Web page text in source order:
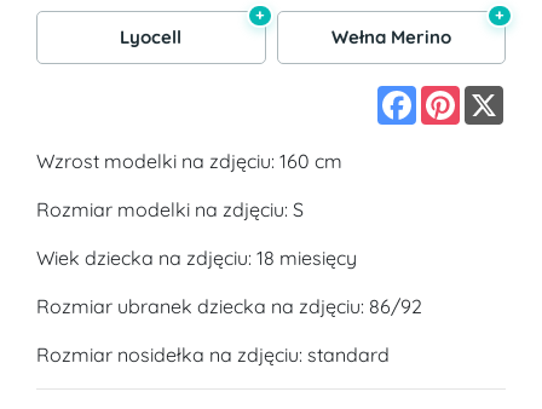
Lyocell
+
Wełna Merino
+
Facebook
Pinterest
Wzrost modelki na zdjęciu: 160 cm
Rozmiar modelki na zdjęciu: S
Wiek dziecka na zdjęciu: 18 miesięcy
Rozmiar ubranek dziecka na zdjęciu: 86/92
Rozmiar nosidełka na zdjęciu: standard